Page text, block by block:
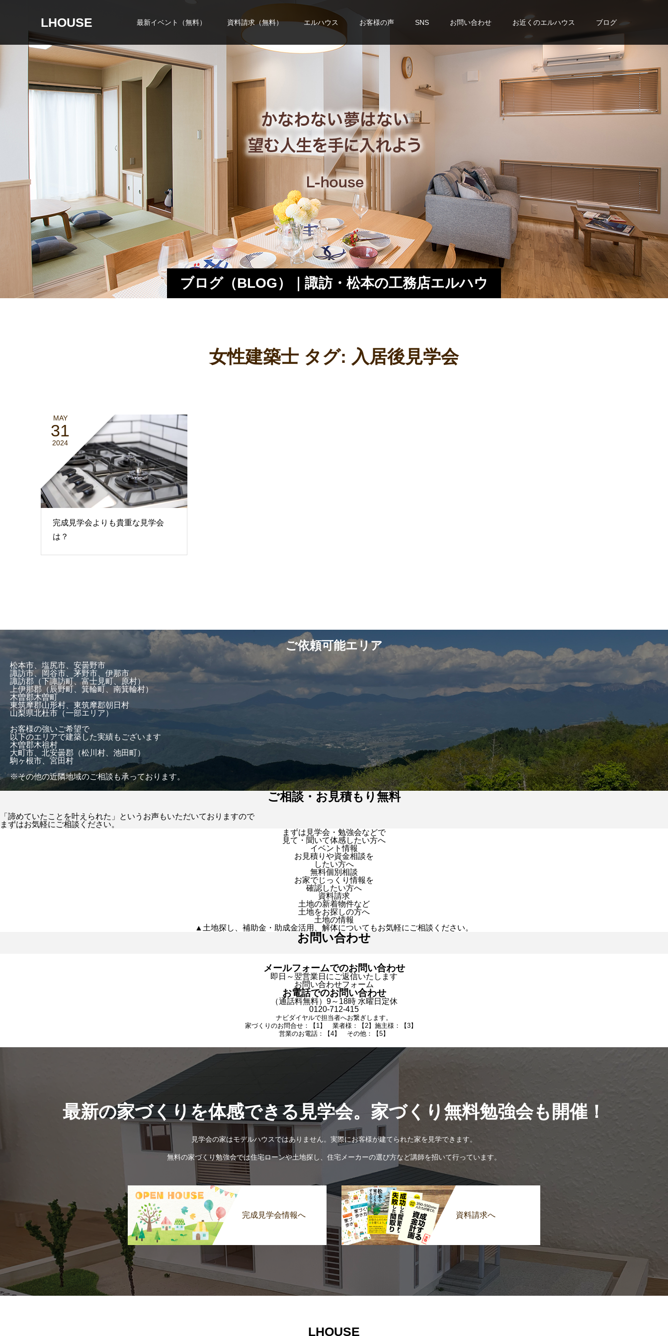
LHOUSE 最新イベント（無料） 資料請求（無料） エルハウス お客様の声 SNS お問い合わせ お近くのエルハウス ブログ
ブログ（BLOG）｜諏訪・松本の工務店エルハウ
女性建築士 タグ: 入居後見学会
MAY
31
2024
完成見学会よりも貴重な見学会
は？
ご依頼可能エリア
松本市、塩尻市、安曇野市
諏訪市、岡谷市、茅野市、伊那市
諏訪郡（下諏訪町、富士見町、原村）
上伊那郡（辰野町、箕輪町、南箕輪村）
木曽郡木曽町
東筑摩郡山形村、東筑摩郡朝日村
山梨県北杜市（一部エリア）
お客様の強いご希望で
以下のエリアで建築した実績もございます
木曽郡木祖村
大町市、北安曇郡（松川村、池田町）
駒ヶ根市、宮田村
※その他の近隣地域のご相談も承っております。
ご相談・お見積もり無料
「諦めていたことを叶えられた」というお声もいただいておりますので
まずはお気軽にご相談ください。
まずは見学会・勉強会などで
見て・聞いて体感したい方へ
イベント情報
お見積りや資金相談を
したい方へ
無料個別相談
お家でじっくり情報を
確認したい方へ
資料請求
土地の新着物件など
土地をお探しの方へ
土地の情報
▲土地探し、補助金・助成金活用、解体についてもお気軽にご相談ください。
お問い合わせ
メールフォームでのお問い合わせ
即日～翌営業日にご返信いたします
お問い合わせフォーム
お電話でのお問い合わせ
（通話料無料）9～18時 水曜日定休
0120-712-415
ナビダイヤルで担当者へお繋ぎします。
家づくりのお問合せ：【1】 業者様：【2】施主様：【3】
営業のお電話：【4】 その他：【5】
最新の家づくりを体感できる見学会。家づくり無料勉強会も開催！
見学会の家はモデルハウスではありません。実際にお客様が建てられた家を見学できます。
無料の家づくり勉強会では住宅ローンや土地探し、住宅メーカーの選び方など講師を招いて行っています。
完成見学会情報へ 資料請求へ
LHOUSE